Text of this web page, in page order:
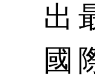
出
國